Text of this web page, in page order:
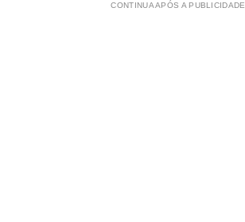
CONTINUA APÓS A PUBLICIDADE